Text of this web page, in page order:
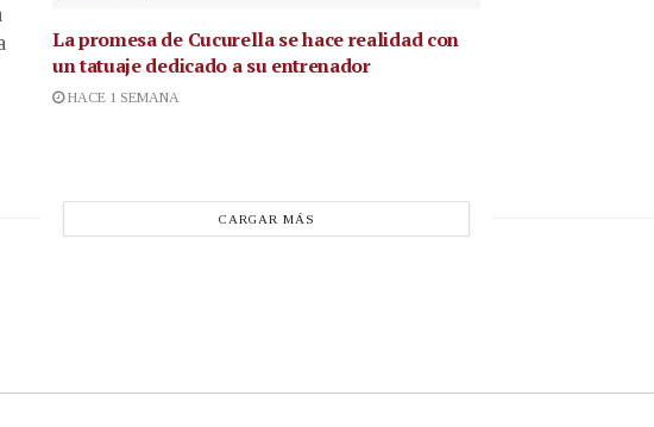
La promesa de Cucurella se hace realidad con
un tatuaje dedicado a su entrenador
HACE 1 SEMANA
CARGAR MÁS